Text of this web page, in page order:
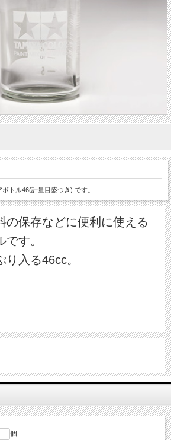
トル46(計量目盛つき) です。
保存などに便利に使える
す。
入る46cc。
個